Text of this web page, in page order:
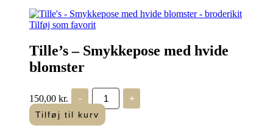
Tilføj som favorit
Tille’s – Smykkepose med hvide
blomster
150,00 kr. -
Tille's
-
Smykkepose
med
+
Tilføj til kurv